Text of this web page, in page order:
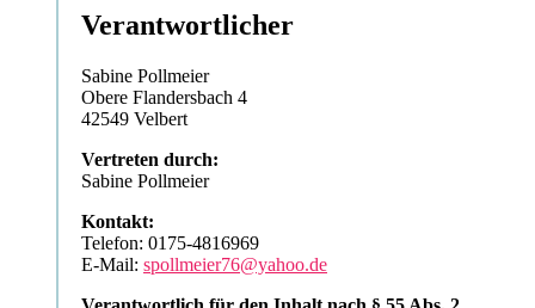
Verantwortlicher
Sabine Pollmeier
Obere Flandersbach 4
42549 Velbert
Vertreten durch:
Sabine Pollmeier
Kontakt:
Telefon: 0175-4816969
E-Mail: spollmeier76@yahoo.de